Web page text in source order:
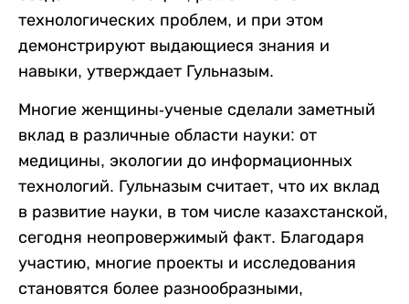
технологических проблем, и при этом
демонстрируют выдающиеся знания и
навыки, утверждает Гульназым.
Многие женщины-ученые сделали заметный
вклад в различные области науки: от
медицины, экологии до информационных
технологий. Гульназым считает, что их вклад
в развитие науки, в том числе казахстанской,
сегодня неопровержимый факт. Благодаря
участию, многие проекты и исследования
становятся более разнообразными,